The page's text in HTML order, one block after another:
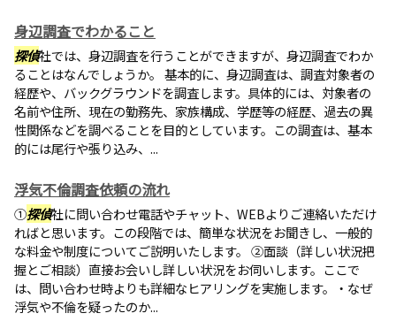
身辺調査でわかること
探偵社では、身辺調査を行うことができますが、身辺調査でわか
ることはなんでしょうか。 基本的に、身辺調査は、調査対象者の
経歴や、バックグラウンドを調査します。具体的には、対象者の
名前や住所、現在の勤務先、家族構成、学歴等の経歴、過去の異
性関係などを調べることを目的としています。この調査は、基本
的には尾行や張り込み、...
浮気不倫調査依頼の流れ
①探偵社に問い合わせ電話やチャット、WEBよりご連絡いただけ
ればと思います。この段階では、簡単な状況をお聞きし、一般的
な料金や制度についてご説明いたします。 ②面談（詳しい状況把
握とご相談）直接お会いし詳しい状況をお伺いします。ここで
は、問い合わせ時よりも詳細なヒアリングを実施します。・なぜ
浮気や不倫を疑ったのか...